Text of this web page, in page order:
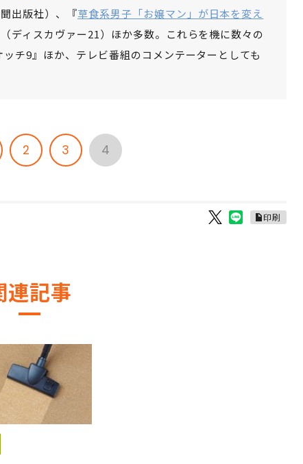
出版社）、『草食系男子「お嬢マン」が日本を変え
（ディスカヴァー21）ほか多数。これらを機に数々の
チ9』ほか、テレビ番組のコメンテーターとしても
2 3 4
印刷
連記事